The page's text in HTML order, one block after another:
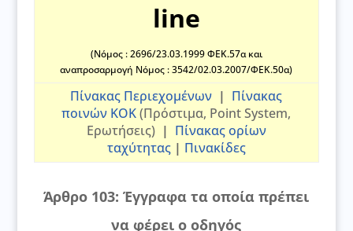
line
(Νόμος : 2696/23.03.1999 ΦΕΚ.57α και
αναπροσαρμογή Νόμος : 3542/02.03.2007/ΦΕΚ.50α)
Πίνακας Περιεχομένων | Πίνακας
ποινών ΚΟΚ(Πρόστιμα, Point System,
Ερωτήσεις) | Πίνακας ορίων
ταχύτητας | Πινακίδες
Άρθρο 103: Έγγραφα τα οποία πρέπει
να φέρει ο οδηγός